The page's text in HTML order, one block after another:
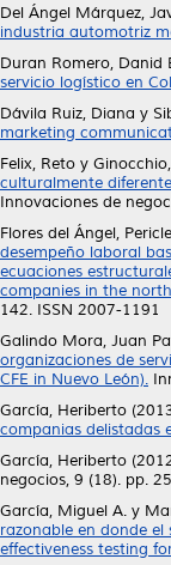
Del Ángel Márquez,
industria automotriz
Duran Romero, Danid
servicio logístico en
Dávila Ruiz, Diana y
marketing
Felix, Reto y
culturalmente
Innovaciones de
Flores del Ángel,
desempeño laboral
ecuaciones
companies in the
142. ISSN 2007-1191
Galindo Mora, Juan
organizaciones de
CFE in Nuevo León).
García, Heriberto
companias delistadas
García, Heriberto
negocios, 9 (18). pp.
García, Miguel A. y
razonable en donde
effectiveness testing